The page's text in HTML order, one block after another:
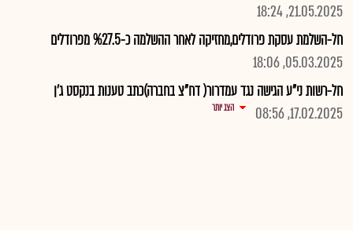
21.05.2025, 18:24
חל-השלמת עסקת פרודלים,מחזיקה לאחר ההשלמה כ-%27.5 מפרודלים
05.03.2025, 18:06
חל-רשות ני"ע הגישה נגד עמדרור( דח"צ בחברה)כתב טענות בנקסט ג'ן
17.02.2025, 08:56
הצג יותר